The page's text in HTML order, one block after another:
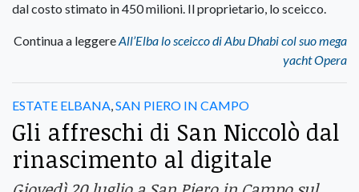
dal costo stimato in 450 milioni. Il proprietario, lo sceicco.
Continua a leggereAll’Elba lo sceicco di Abu Dhabi col suo mega
yacht Opera
ESTATE ELBANA,SAN PIERO IN CAMPO
Gli affreschi di San Niccolò dal
rinascimento al digitale